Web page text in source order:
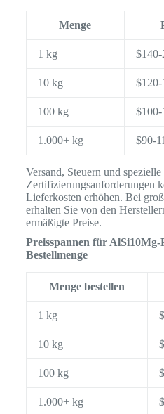
Menge
1 kg $140-
10 kg $120-
100 kg $100-
1.000+ kg $90-
Versand, Steuern und spezielle
Zertifizierungsanforderungen
Lieferkosten erhöhen. Bei
erhalten Sie von den
ermäßigte Preise.
Preisspannen für AlSi10Mg-
Bestellmenge
Menge bestellen
1 kg
10 kg
100 kg
1.000+ kg